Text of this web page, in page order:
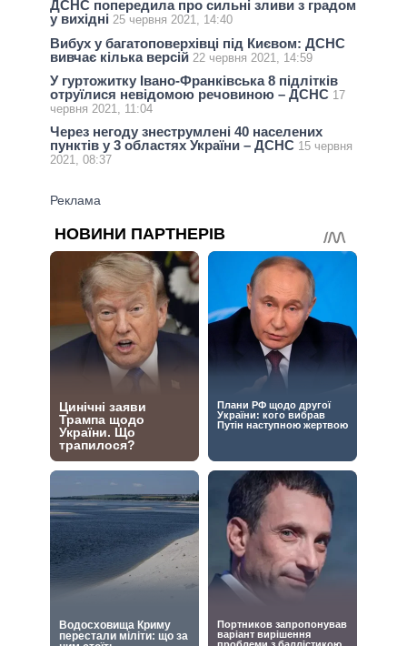
ДСНС попередила про сильні зливи з градом
у вихідні 25 червня 2021, 14:40
Вибух у багатоповерхівці під Києвом: ДСНС
вивчає кілька версій 22 червня 2021, 14:59
У гуртожитку Івано-Франківська 8 підлітків
отруїлися невідомою речовиною – ДСНС 17
червня 2021, 11:04
Через негоду знеструмлені 40 населених
пунктів у 3 областях України – ДСНС 15 червня
2021, 08:37